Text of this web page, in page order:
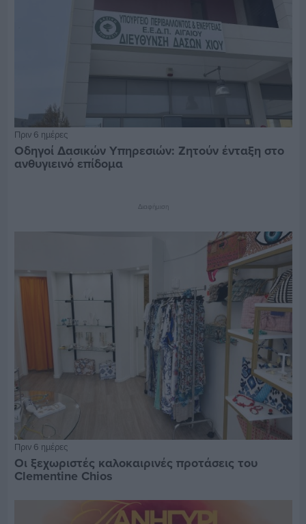
Πριν 6 ημέρες
Οδηγοί Δασικών Υπηρεσιών: Ζητούν ένταξη στο
ανθυγιεινό επίδομα
Διαφήμιση
Πριν 6 ημέρες
Οι ξεχωριστές καλοκαιρινές προτάσεις του
Clementine Chios